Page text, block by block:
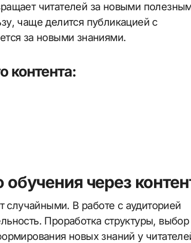
читателей за новыми
чаще делится публикацией с
за новыми знаниями.
контента:
через
В работе с аудиторией
Проработка структуры, выбор
новых знаний у